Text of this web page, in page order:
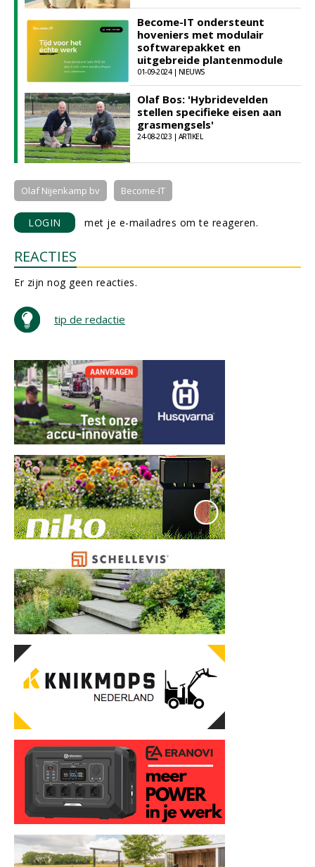
Become-IT ondersteunt
hoveniers met modulair
softwarepakket en
uitgebreide plantenmodule
01-09-2024 | NIEUWS
Olaf Bos: 'Hybridevelden
stellen specifieke eisen aan
grasmengsels'
24-08-2023 | ARTIKEL
Olaf Nijenkamp bv Become-IT
LOGIN met je e-mailadres om te reageren.
REACTIES
Er zijn nog geen reacties.
tip de redactie